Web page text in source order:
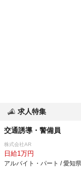
求人特集
交通誘導・警備員
株式会社AR
日給1万円
アルバイト・パート / 愛知県